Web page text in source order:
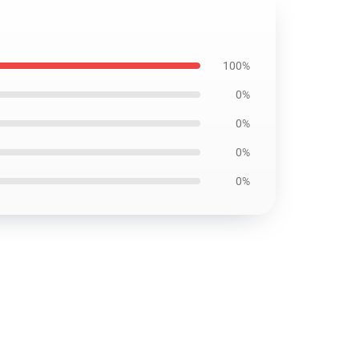
100%
0%
0%
0%
0%